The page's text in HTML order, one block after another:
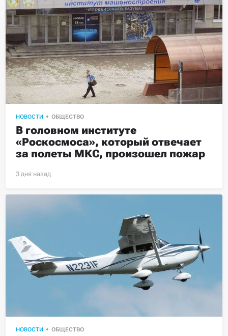
НОВОСТИ ОБЩЕСТВО
В головном институте
«Роскосмоса», который отвечает
за полеты МКС, произошел пожар
НОВОСТИ ОБЩЕСТВО